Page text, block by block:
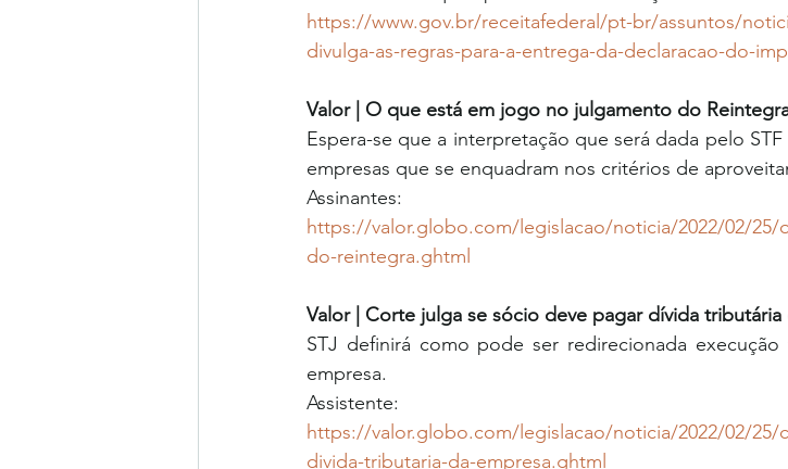
https://www.gov.br/receitafederal/pt-br/assuntos/
divulga-as-regras-para-a-entrega-da-declaracao-do-
Valor | O que está em jogo no julgamento do
Espera-se que a interpretação que será dada pelo
empresas que se enquadram nos critérios de
Assinantes:
https://valor.globo.com/legislacao/noticia/2022/02/
do-reintegra.ghtml
Valor | Corte julga se sócio deve pagar dívida tributária
STJ definirá como pode ser redirecionada
empresa.
Assistente:
https://valor.globo.com/legislacao/noticia/2022/02/25/
divida-tributaria-da-empresa.ghtml